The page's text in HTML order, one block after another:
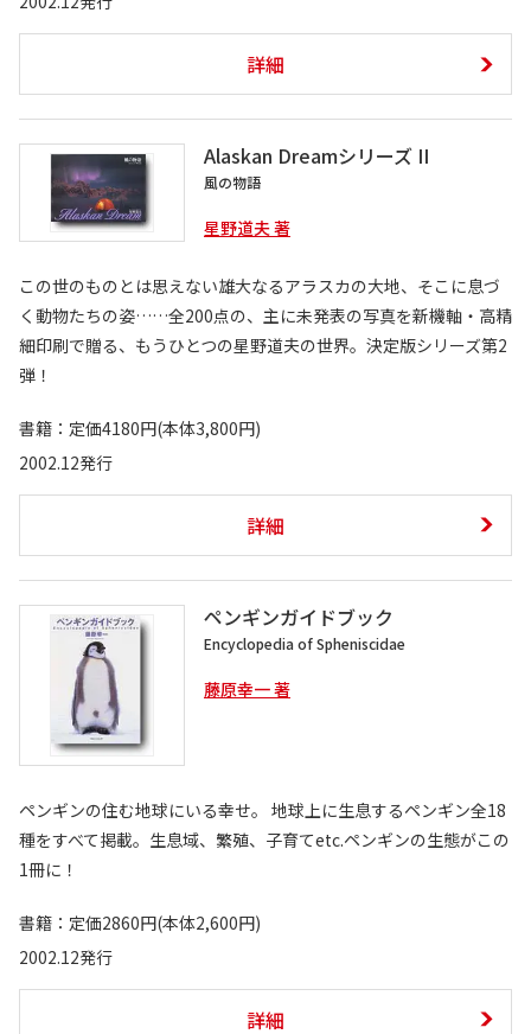
詳細
Alaskan Dreamシリーズ II
風の物語
星野道夫 著
この世のものとは思えない雄大なるアラスカの大地、そこに息づ
く動物たちの姿……全200点の、主に未発表の写真を新機軸・高精
細印刷で贈る、もうひとつの星野道夫の世界。決定版シリーズ第2
弾！
書籍：定価4180円(本体3,800円)
2002.12発行
詳細
ペンギンガイドブック
Encyclopedia of Spheniscidae
藤原幸一 著
ペンギンの住む地球にいる幸せ。 地球上に生息するペンギン全18
種をすべて掲載。生息域、繁殖、子育てetc.ペンギンの生態がこの
1冊に！
書籍：定価2860円(本体2,600円)
2002.12発行
詳細